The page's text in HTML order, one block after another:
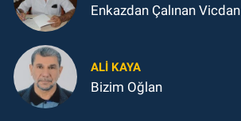
Enkazdan Çalınan Vicdan
ALI KAYA
Bizim Oğlan